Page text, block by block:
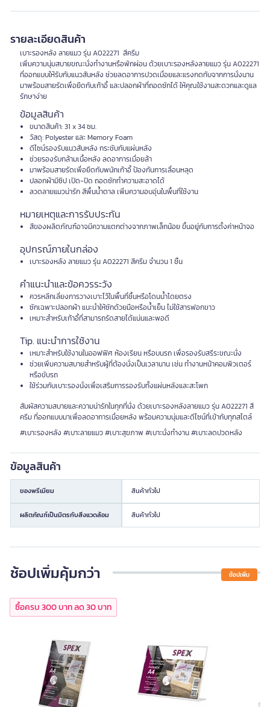
รายละเอียดสินค้า
เบาะรองหลัง ลายแมว รุ่น A022271 สีครีม
เพิ่มความนุ่มสบายขณะนั่งทำงานหรือพักผ่อน ด้วยเบาะรองหลังลายแมว รุ่น A022271
ที่ออกแบบให้รับกับแนวสันหลัง ช่วยลดอาการปวดเมื่อยและแรงกดทับจากการนั่งนาน
มาพร้อมสายรัดเพื่อยึดกับเก้าอี้ และปลอกผ้าที่ถอดซักได้ ให้คุณใช้งานสะดวกและดูแล
รักษาง่าย
ข้อมูลสินค้า
ขนาดสินค้า: 31 x 34 ซม.
วัสดุ: Polyester และ Memory Foam
ดีไซน์รองรับแนวสันหลัง กระชับกับแผ่นหลัง
ช่วยรองรับกล้ามเนื้อหลัง ลดอาการเมื่อยล้า
มาพร้อมสายรัดเพื่อยึดกับพนักเก้าอี้ ป้องกันการเลื่อนหลุด
ปลอกผ้ามีซิป เปิด-ปิด ถอดซักทำความสะอาดได้
ลวดลายแมวน่ารัก สีพื้นน้ำตาล เพิ่มความอบอุ่นในพื้นที่ใช้งาน
หมายเหตุและการรับประกัน
สีของผลิตภัณฑ์อาจมีความแตกต่างจากภาพเล็กน้อย ขึ้นอยู่กับการตั้งค่าหน้าจอ
อุปกรณ์ภายในกล่อง
เบาะรองหลัง ลายแมว รุ่น A022271 สีครีม จำนวน 1 ชิ้น
คำแนะนำและข้อควรระวัง
ควรหลีกเลี่ยงการวางเบาะไว้ในพื้นที่ชื้นหรือโดนน้ำโดยตรง
ซักเฉพาะปลอกผ้า แนะนำให้ซักด้วยมือหรือน้ำเย็น ไม่ใช้สารฟอกขาว
เหมาะสำหรับเก้าอี้ที่สามารถรัดสายได้แน่นและพอดี
Tip. แนะนำการใช้งาน
เหมาะสำหรับใช้งานในออฟฟิศ ห้องเรียน หรือบนรถ เพื่อรองรับสรีระขณะนั่ง
ช่วยเพิ่มความสบายสำหรับผู้ที่ต้องนั่งเป็นเวลานาน เช่น ทำงานหน้าคอมพิวเตอร์
หรือขับรถ
ใช้ร่วมกับเบาะรองนั่งเพื่อเสริมการรองรับทั้งแผ่นหลังและสะโพก
สัมผัสความสบายและความน่ารักในทุกที่นั่ง ด้วยเบาะรองหลังลายแมว รุ่น A022271 สี
ครีม ที่ออกแบบมาเพื่อลดอาการเมื่อยหลัง พร้อมความนุ่มและดีไซน์ที่เข้ากับทุกสไตล์
#เบาะรองหลัง #เบาะลายแมว #เบาะสุขภาพ #เบาะนั่งทำงาน #เบาะลดปวดหลัง
ข้อมูลสินค้า
ของพรีเมียม สินค้าทั่วไป
ผลิตภัณฑ์เป็นมิตรกับสิ่งแวดล้อม สินค้าทั่วไป
ช้อปเพิ่มคุ้มกว่า ช้อปเพิ่ม
ซื้อครบ 300 บาท ลด 30 บาท